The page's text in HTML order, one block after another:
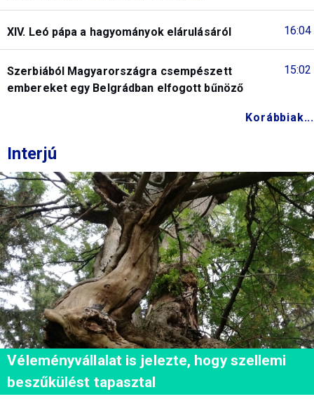
16:04
XIV. Leó pápa a hagyományok elárulásáról
15:02
Szerbiából Magyarországra csempészett
embereket egy Belgrádban elfogott bűnöző
Korábbiak...
Interjú
Véleményvállalat is jelezte, hogy szellemi
beszűkülést tapasztal